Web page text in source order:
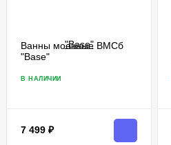
Ванны моечные​ ВМСб
"Base"
В НАЛИЧИИ
7 499 ₽